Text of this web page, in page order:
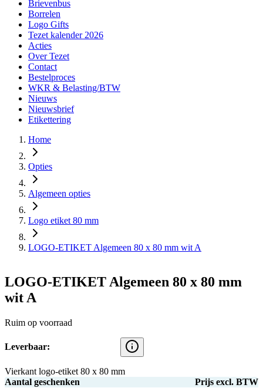
Brievenbus
Borrelen
Logo Gifts
Tezet kalender 2026
Acties
Over Tezet
Contact
Bestelproces
WKR & Belasting/BTW
Nieuws
Nieuwsbrief
Etikettering
Home
Opties
Algemeen opties
Logo etiket 80 mm
LOGO-ETIKET Algemeen 80 x 80 mm wit A
LOGO-ETIKET Algemeen 80 x 80 mm
wit A
Ruim op voorraad
Leverbaar:
Vierkant logo-etiket 80 x 80 mm
Aantal geschenken
Prijs excl. BTW